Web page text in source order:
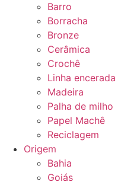
Barro
Borracha
Bronze
Cerâmica
Crochê
Linha encerada
Madeira
Palha de milho
Papel Machê
Reciclagem
Origem
Bahia
Goiás